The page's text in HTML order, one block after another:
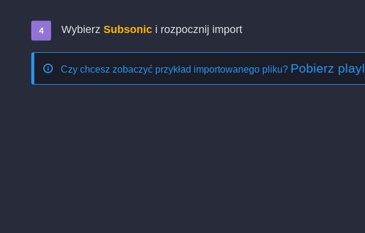
Wybierz Subsonic i rozpocznij import
Czy chcesz zobaczyć przykład importowanego pliku? Pobierz